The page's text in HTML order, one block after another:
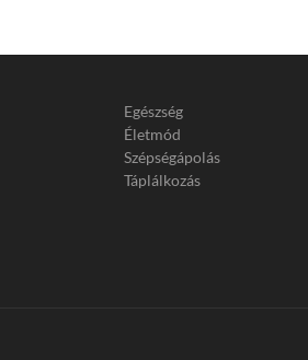
Egészség
Életmód
Szépségápolás
Táplálkozás